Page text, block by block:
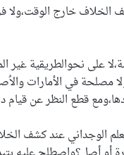
خارج الوقت،ولا
على نحوالطريقية
مصلحة في الأمارات
قطع النظر عن
الوجداني عند كشف